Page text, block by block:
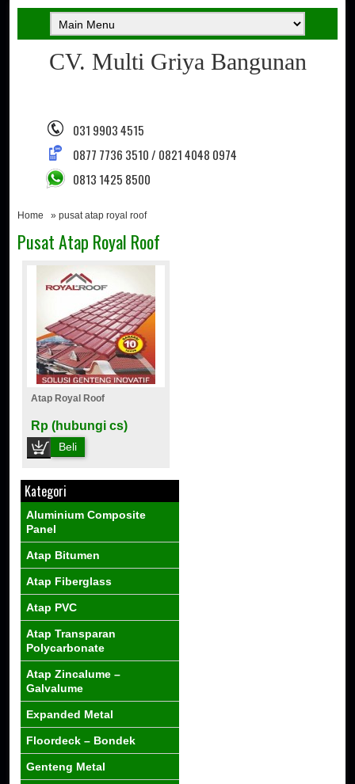
CV. Multi Griya Bangunan
031 9903 4515
0877 7736 3510 / 0821 4048 0974
0813 1425 8500
Home » pusat atap royal roof
Pusat Atap Royal Roof
Atap Royal Roof
Rp (hubungi cs)
Beli
Kategori
Aluminium Composite
Panel
Atap Bitumen
Atap Fiberglass
Atap PVC
Atap Transparan
Polycarbonate
Atap Zincalume –
Galvalume
Expanded Metal
Floordeck – Bondek
Genteng Metal